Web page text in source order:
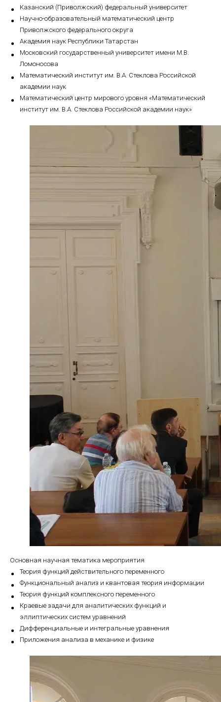
Казанский (Приволжский) федеральный университет
Научно-образовательный математический центр
Приволжского федерального округа
Академия наук Республики Татарстан
Московский государственный университет имени М.В.
Ломоносова
Математический институт им. В.А. Стеклова Российской
академии наук
Математический центр мирового уровня «Математический
институт им. В.А. Стеклова Российской академии наук»
Основная научная тематика мероприятия
Теория функций действительного переменного
Функциональный анализ и квантовая теория информации
Теория функций комплексного переменного
Краевые задачи для аналитических функций и
эллиптических систем уравнений
Дифференциальные и интегральные уравнения
Приложения анализа в механике и физике